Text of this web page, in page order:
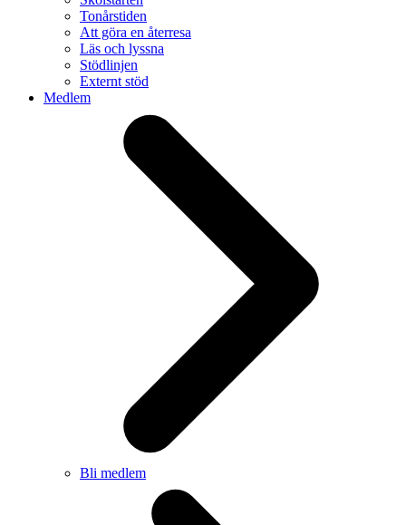
Tonårstiden
Att göra en återresa
Läs och lyssna
Stödlinjen
Externt stöd
Medlem
Bli medlem